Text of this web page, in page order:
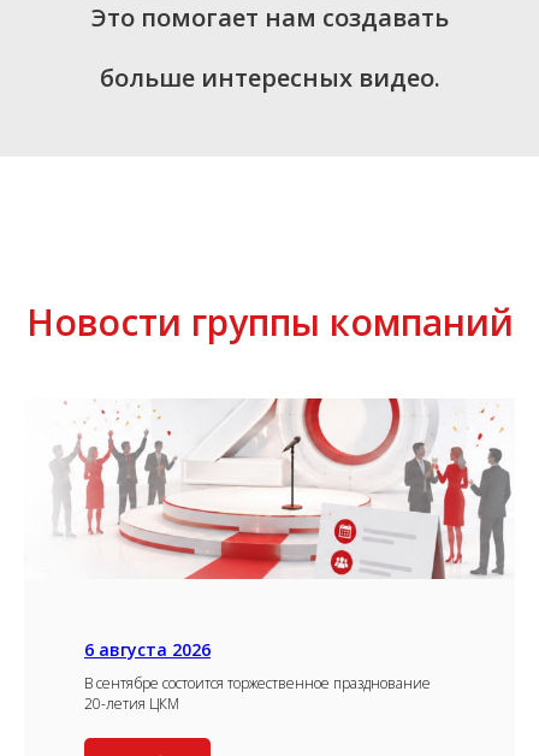
Это помогает нам создавать
больше интересных видео.
Новости группы компаний
6 августа 2026
В сентябре состоится торжественное празднование
20-летия ЦКМ